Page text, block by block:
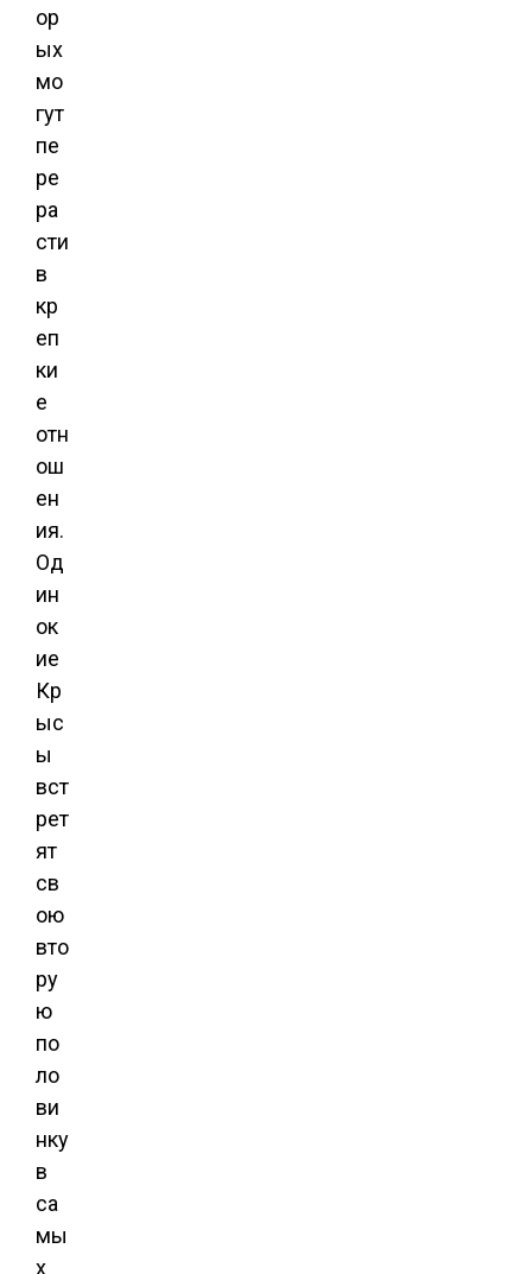
ор
ых
мо
гут
пе
ре
ра
сти
в
кр
еп
ки
е
отн
ош
ен
ия.
Од
ин
ок
ие
Кр
ыс
ы
вст
рет
ят
св
ою
вто
ру
ю
по
ло
ви
нку
в
са
мы
х